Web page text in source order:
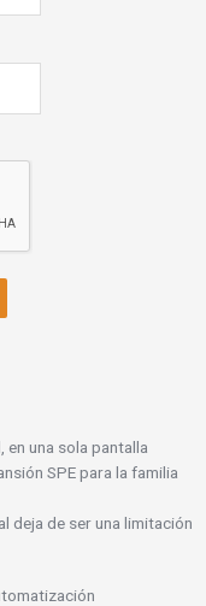
una sola pantalla
SPE para la familia
deja de ser una limitación